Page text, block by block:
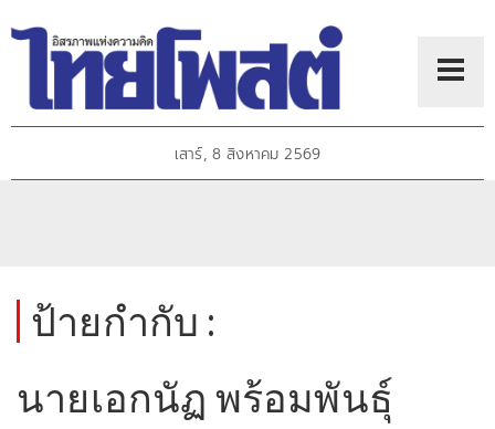
เสาร์, 8 สิงหาคม 2569
ป้ายกำกับ :
นายเอกนัฏ พร้อมพันธุ์